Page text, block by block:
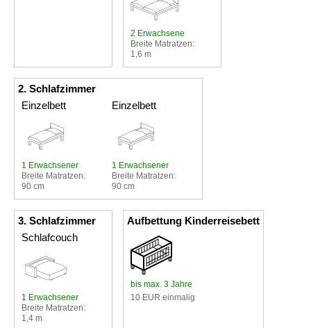
2 Erwachsene
Breite Matratzen:
1,6 m
2. Schlafzimmer
Einzelbett
1 Erwachsener
Breite Matratzen:
90 cm
Einzelbett
1 Erwachsener
Breite Matratzen:
90 cm
3. Schlafzimmer
Schlafcouch
1 Erwachsener
Breite Matratzen:
1,4 m
Aufbettung Kinderreisebett
bis max. 3 Jahre
10 EUR einmalig